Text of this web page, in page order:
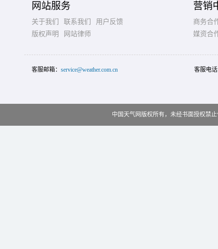
网站服务
关于我们 联系我们
用户反馈
版权声明
网站律师
营销
商务合
媒资合
客服邮箱： service@weather.com.cn 客服电
中国天气网版权所有，未经书面授权